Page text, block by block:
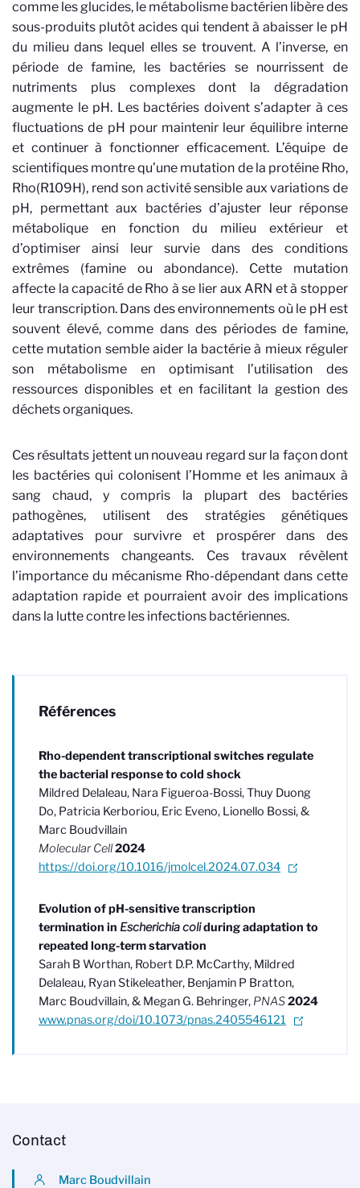
comme les glucides, le métabolisme bactérien libère des
sous-produits plutôt acides qui tendent à abaisser le pH
du milieu dans lequel elles se trouvent. A l’inverse, en
période de famine, les bactéries se nourrissent de
nutriments plus complexes dont la dégradation
augmente le pH. Les bactéries doivent s’adapter à ces
fluctuations de pH pour maintenir leur équilibre interne
et continuer à fonctionner efficacement. L’équipe de
scientifiques montre qu’une mutation de la protéine Rho,
Rho(R109H), rend son activité sensible aux variations de
pH, permettant aux bactéries d’ajuster leur réponse
métabolique en fonction du milieu extérieur et
d’optimiser ainsi leur survie dans des conditions
extrêmes (famine ou abondance). Cette mutation
affecte la capacité de Rho à se lier aux ARN et à stopper
leur transcription. Dans des environnements où le pH est
souvent élevé, comme dans des périodes de famine,
cette mutation semble aider la bactérie à mieux réguler
son métabolisme en optimisant l’utilisation des
ressources disponibles et en facilitant la gestion des
déchets organiques.
Ces résultats jettent un nouveau regard sur la façon dont
les bactéries qui colonisent l’Homme et les animaux à
sang chaud, y compris la plupart des bactéries
pathogènes, utilisent des stratégies génétiques
adaptatives pour survivre et prospérer dans des
environnements changeants. Ces travaux révèlent
l’importance du mécanisme Rho-dépendant dans cette
adaptation rapide et pourraient avoir des implications
dans la lutte contre les infections bactériennes.
Références
Rho-dependent transcriptional switches regulate
the bacterial response to cold shock
Mildred Delaleau, Nara Figueroa-Bossi, Thuy Duong
Do, Patricia Kerboriou, Eric Eveno, Lionello Bossi, &
Marc Boudvillain
Molecular Cell2024
https://doi.org/10.1016/jmolcel.2024.07.034
Evolution of pH-sensitive transcription
termination in Escherichia coliduring adaptation to
repeated long-term starvation
Sarah B Worthan, Robert D.P. McCarthy, Mildred
Delaleau, Ryan Stikeleather, Benjamin P Bratton,
Marc Boudvillain, & Megan G. Behringer, PNAS2024
www.pnas.org/doi/10.1073/pnas.2405546121
Contact
Marc Boudvillain